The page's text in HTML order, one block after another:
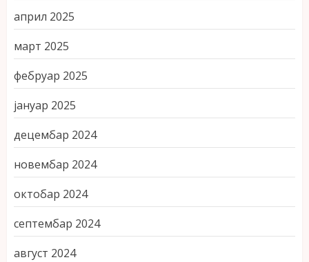
април 2025
март 2025
фебруар 2025
јануар 2025
децембар 2024
новембар 2024
октобар 2024
септембар 2024
август 2024